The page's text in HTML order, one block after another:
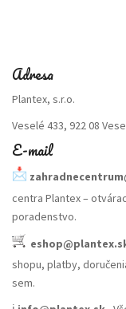
Adresa
Plantex, s.r.o.
Veselé 433, 922 08
E-mail
centra Plantex –
poradenstvo.
shopu, platby,
sem.